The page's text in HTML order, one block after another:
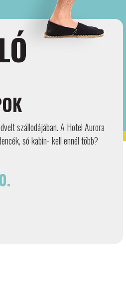
szállodájában. A Hotel Aurora
só kabin- kell ennél több?